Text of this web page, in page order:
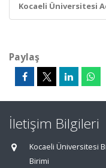
Kocaeli Üniversitesi
Paylaş
İletişim Bilgileri
Kocaeli Üniversitesi
Birimi